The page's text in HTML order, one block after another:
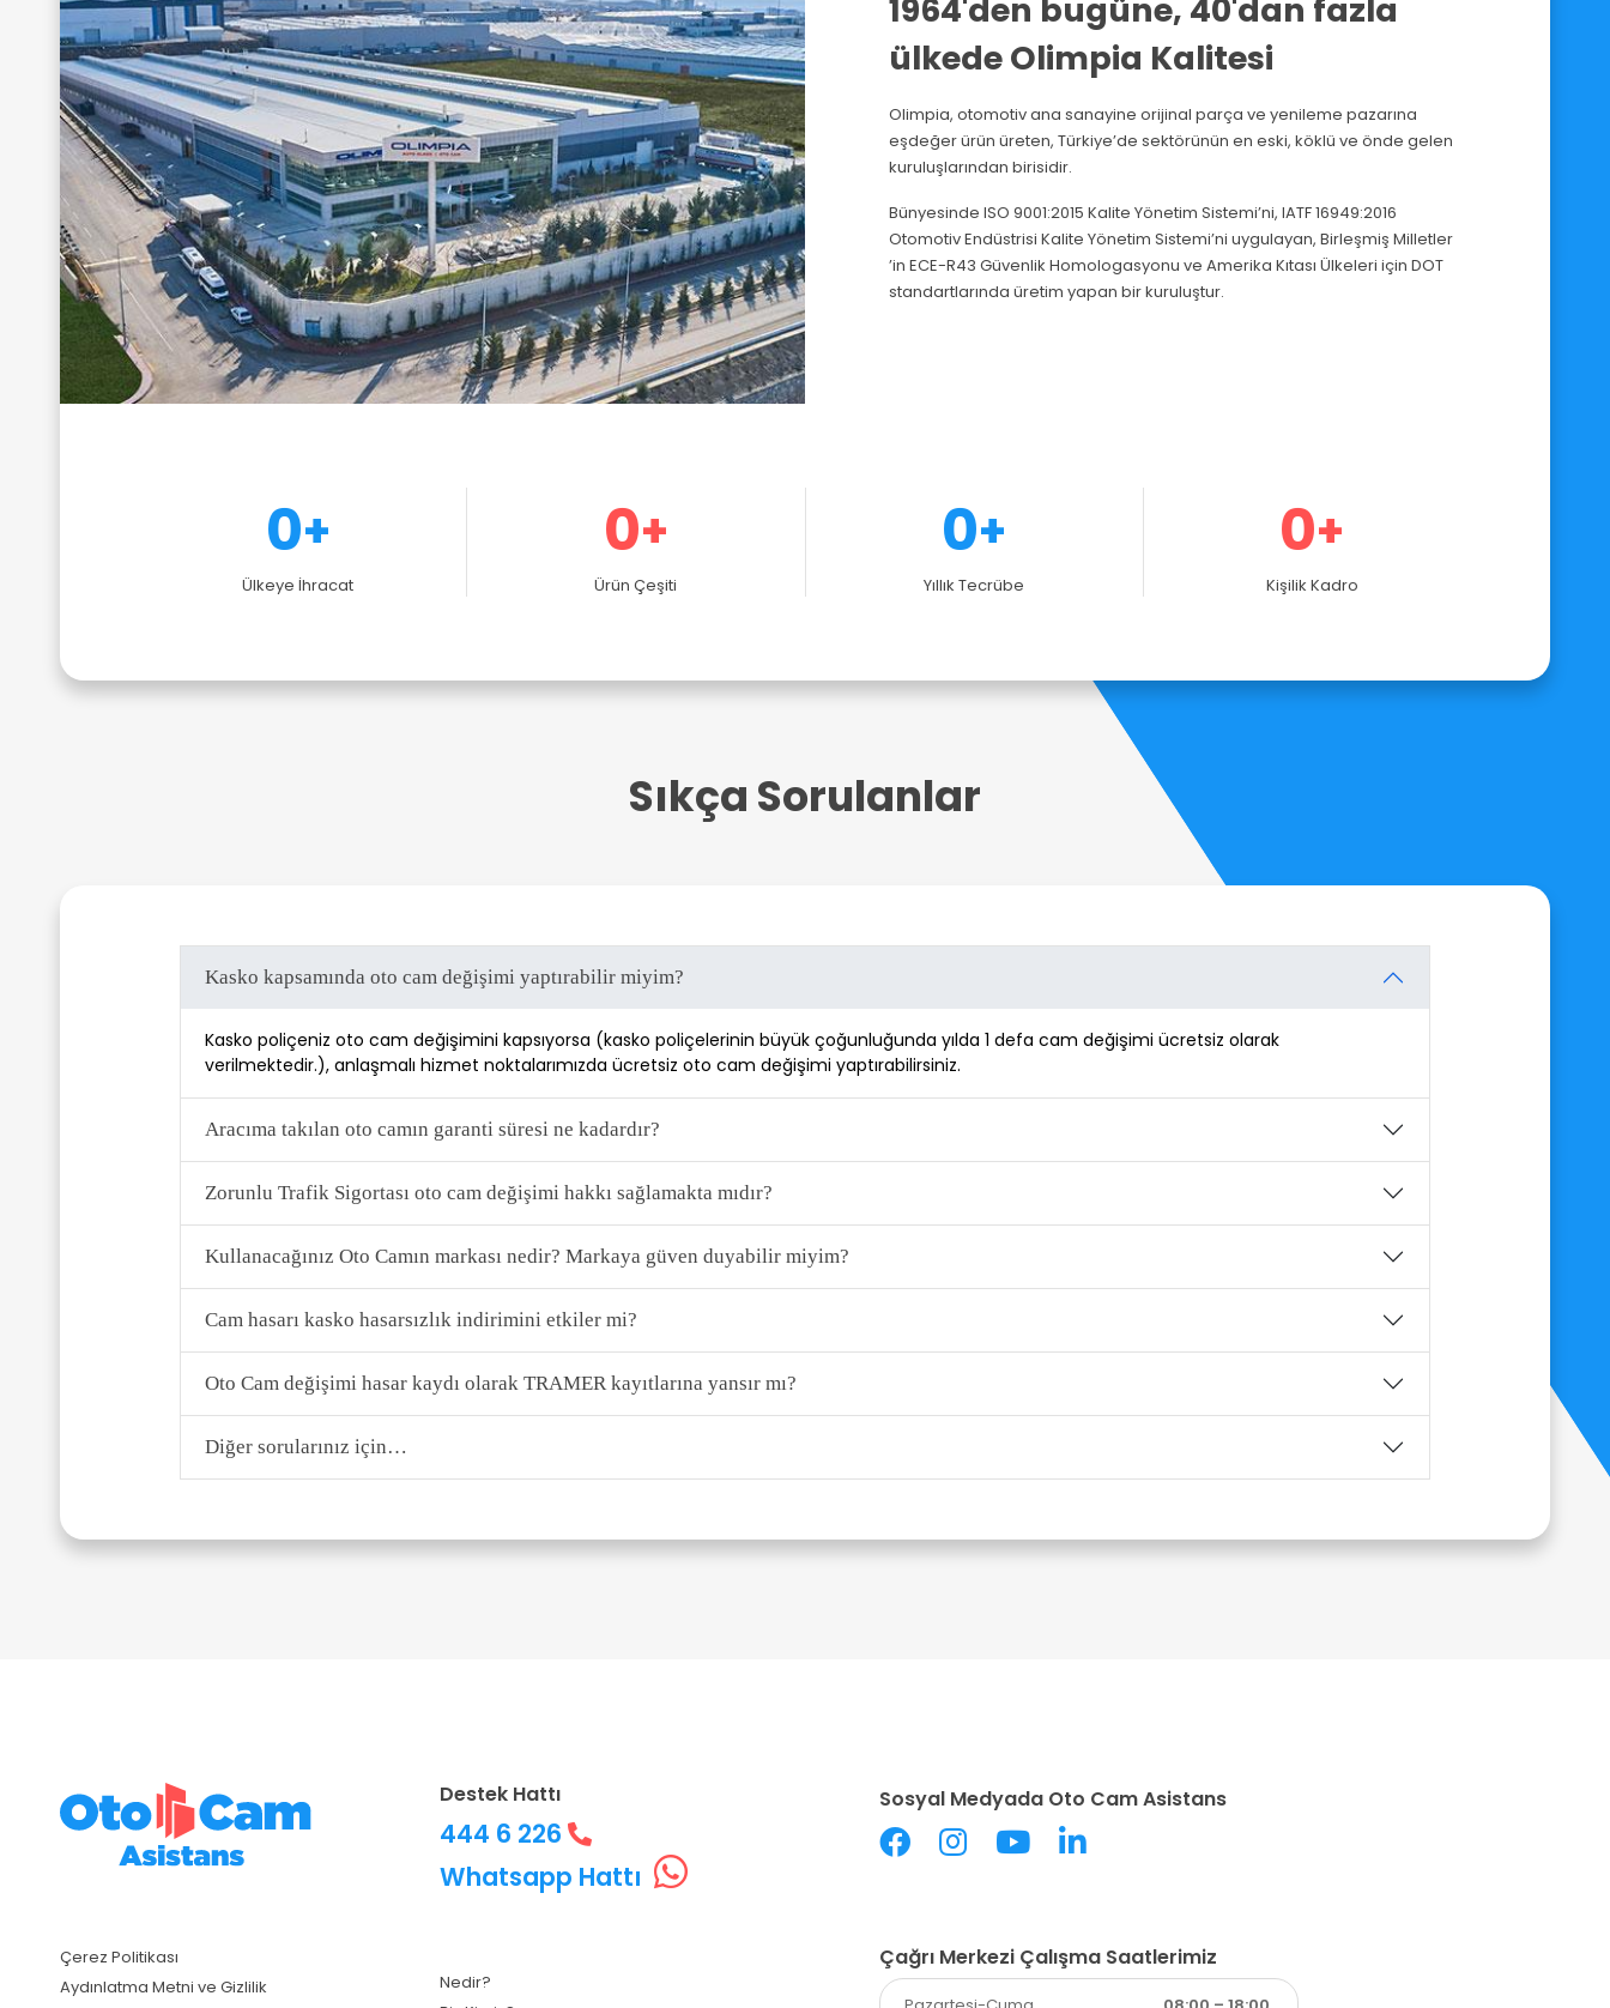
1964'den bugüne, 40'dan fazla
ülkede Olimpia Kalitesi
Olimpia, otomotiv ana sanayine orijinal parça ve yenileme pazarına
eşdeğer ürün üreten, Türkiye’de sektörünün en eski, köklü ve önde gelen
kuruluşlarından birisidir.
Bünyesinde ISO 9001:2015 Kalite Yönetim Sistemi’ni, IATF 16949:2016
Otomotiv Endüstrisi Kalite Yönetim Sistemi’ni uygulayan, Birleşmiş Milletler
’in ECE-R43 Güvenlik Homologasyonu ve Amerika Kıtası Ülkeleri için DOT
standartlarında üretim yapan bir kuruluştur.
0+
Ülkeye İhracat
0+
Ürün Çeşiti
0+
Yıllık Tecrübe
0+
Kişilik Kadro
Sıkça Sorulanlar
Kasko kapsamında oto cam değişimi yaptırabilir miyim?
Kasko poliçeniz oto cam değişimini kapsıyorsa (kasko poliçelerinin büyük çoğunluğunda yılda 1 defa cam değişimi ücretsiz olarak
verilmektedir.), anlaşmalı hizmet noktalarımızda ücretsiz oto cam değişimi yaptırabilirsiniz.
Aracıma takılan oto camın garanti süresi ne kadardır?
Zorunlu Trafik Sigortası oto cam değişimi hakkı sağlamakta mıdır?
Kullanacağınız Oto Camın markası nedir? Markaya güven duyabilir miyim?
Cam hasarı kasko hasarsızlık indirimini etkiler mi?
Oto Cam değişimi hasar kaydı olarak TRAMER kayıtlarına yansır mı?
Diğer sorularınız için…
Çerez Politikası
Aydınlatma Metni ve Gizlilik
Destek Hattı
444 6 226
Whatsapp Hattı
Nedir?
Sosyal Medyada Oto Cam Asistans
Çağrı Merkezi Çalışma Saatlerimiz